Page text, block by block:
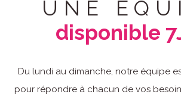
UNE
disponible
Du lundi au dimanche, notre équipe
pour répondre à chacun de vos